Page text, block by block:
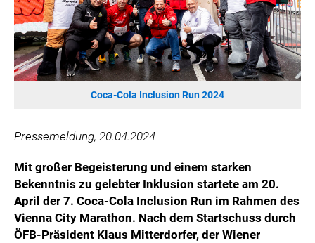
ADMIRAL SPORTWETTEN
EWP RECYCLING PFAND ÖSTERREICH
ANNEMARIE CHARITY
IMPERIAL MARKETS
TRÄGERVEREIN EINWEGPFAND
MEDIA
LOGOS
COCA COLA
PRESSEKONTAKT
Coca-Cola Inclusion Run 2024
Pressemeldung, 20.04.2024
Mit großer Begeisterung und einem starken
Bekenntnis zu gelebter Inklusion startete am 20.
April der 7. Coca-Cola Inclusion Run im Rahmen des
Vienna City Marathon. Nach dem Startschuss durch
ÖFB-Präsident Klaus Mitterdorfer, der Wiener